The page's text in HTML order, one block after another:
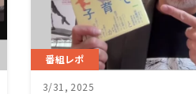
番組レポ
3/31, 2025